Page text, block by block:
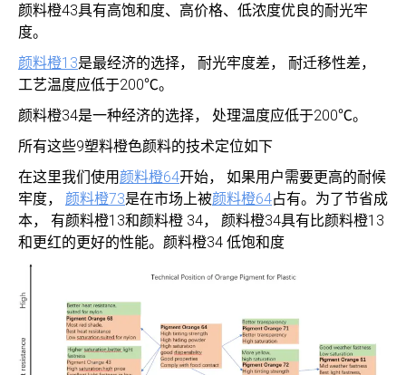
颜料橙43具有高饱和度、高价格、低浓度优良的耐光牢
度。
颜料橙13是最经济的选择， 耐光牢度差， 耐迁移性差，
工艺温度应低于200℃。
颜料橙34是一种经济的选择， 处理温度应低于200℃。
所有这些9塑料橙色颜料的技术定位如下
在这里我们使用 颜料橙64开始， 如果用户需要更高的耐候
牢度， 颜料橙73是在市场上被颜料橙64占有。为了节省成
本， 有颜料橙13和颜料橙 34， 颜料橙34具有比颜料橙13
和更红的更好的性能。颜料橙34 低饱和度